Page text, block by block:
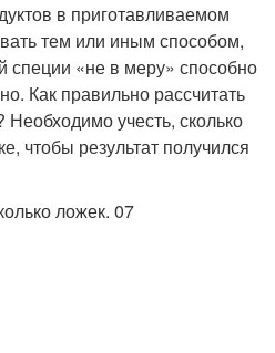
в приготавливаемом
тем или иным способом,
специи «не в меру» способно
Как правильно рассчитать
учесть, сколько
чтобы результат получился